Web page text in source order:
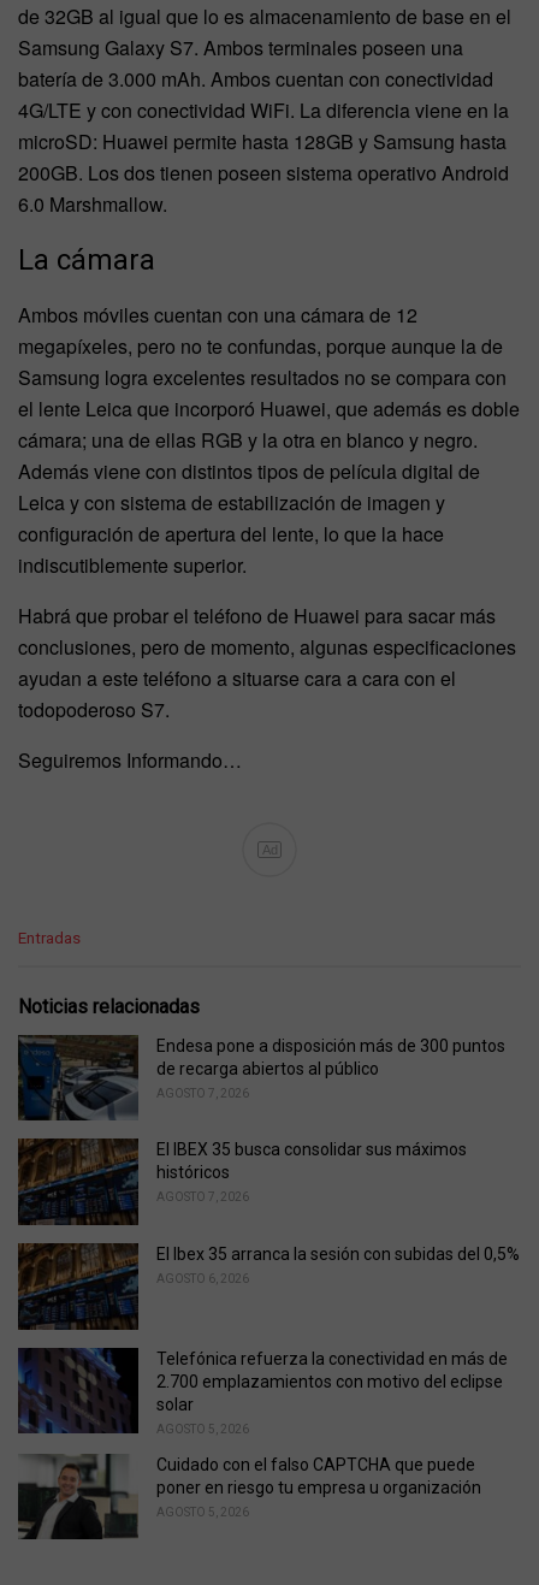
de 32GB al igual que lo es almacenamiento de base en el
Samsung Galaxy S7. Ambos terminales poseen una
batería de 3.000 mAh. Ambos cuentan con conectividad
4G/LTE y con conectividad WiFi. La diferencia viene en la
microSD: Huawei permite hasta 128GB y Samsung hasta
200GB. Los dos tienen poseen sistema operativo Android
6.0 Marshmallow.
La cámara
Ambos móviles cuentan con una cámara de 12
megapíxeles, pero no te confundas, porque aunque la de
Samsung logra excelentes resultados no se compara con
el lente Leica que incorporó Huawei, que además es doble
cámara; una de ellas RGB y la otra en blanco y negro.
Además viene con distintos tipos de película digital de
Leica y con sistema de estabilización de imagen y
configuración de apertura del lente, lo que la hace
indiscutiblemente superior.
Habrá que probar el teléfono de Huawei para sacar más
conclusiones, pero de momento, algunas especificaciones
ayudan a este teléfono a situarse cara a cara con el
todopoderoso S7.
Seguiremos Informando…
Ad
C
e
o
r
i
:
Entradas
Noticias relacionadas
Endesa pone a disposición más de 300 puntos
de recarga abiertos al público
AGOSTO 7, 2026
El IBEX 35 busca consolidar sus máximos
históricos
AGOSTO 7, 2026
El Ibex 35 arranca la sesión con subidas del 0,5%
AGOSTO 6, 2026
Telefónica refuerza la conectividad en más de
2.700 emplazamientos con motivo del eclipse
solar
AGOSTO 5, 2026
Cuidado con el falso CAPTCHA que puede
poner en riesgo tu empresa u organización
AGOSTO 5, 2026